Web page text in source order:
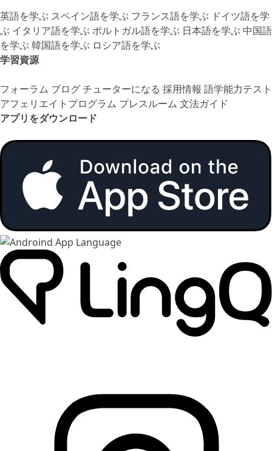
英語を学ぶ スペイン語を学ぶ フランス語を学ぶ ドイツ語を学
ぶ イタリア語を学ぶ ポルトガル語を学ぶ 日本語を学ぶ 中国語
を学ぶ 韓国語を学ぶ ロシア語を学ぶ
学習資源
フォーラム ブログチューターになる 採用情報 語学能力テスト
アフェリエイトプログラム プレスルーム 文法ガイド
アプリをダウンロード